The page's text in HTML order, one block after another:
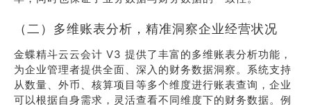
（二）多维账表分析，精准洞察企业经营状况
金蝶精斗云云会计 V3 提供了丰富的多维账表分析功能，
为企业管理者提供全面、深入的财务数据洞察。系统支持
从数量、外币、核算项目等多个维度进行账表查询，企业
可以根据自身需求，灵活查看不同维度下的财务数据。例